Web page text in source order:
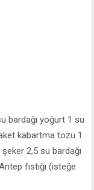
bardağı yoğurt 1 su
kabartma tozu 1
2,5 su bardağı
fıstığı (isteğe